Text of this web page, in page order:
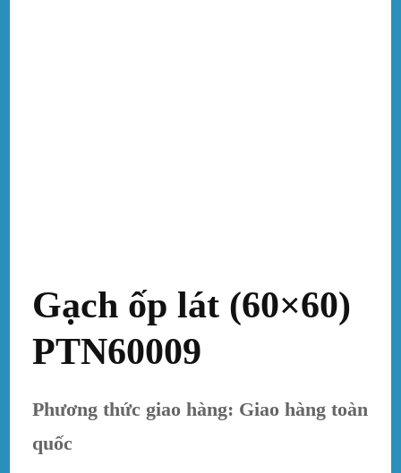
Gạch ốp lát (60×60)
PTN60009
Phương thức giao hàng: Giao hàng toàn
quốc